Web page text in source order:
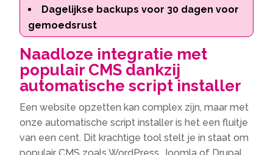
Dagelijkse backups voor 30 dagen voor
gemoedsrust
Naadloze integratie met
populair CMS dankzij
automatische script installer
Een website opzetten kan complex zijn, maar met
onze automatische script installer is het een fluitje
van een cent. Dit krachtige tool stelt je in staat om